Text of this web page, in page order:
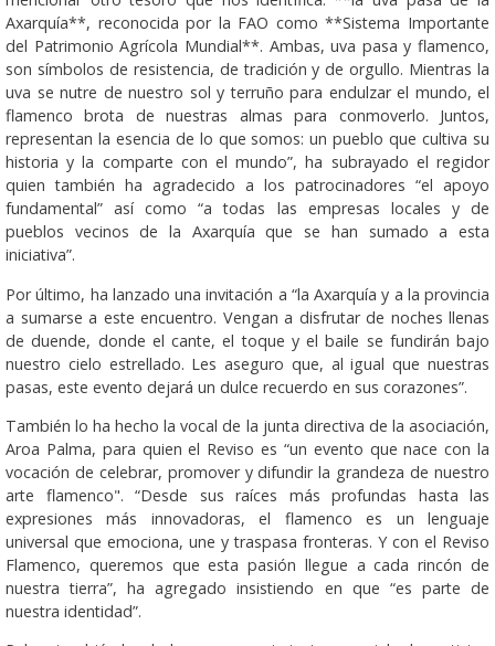
Axarquía**, reconocida por la FAO como **Sistema Importante
del Patrimonio Agrícola Mundial**. Ambas, uva pasa y flamenco,
son símbolos de resistencia, de tradición y de orgullo. Mientras la
uva se nutre de nuestro sol y terruño para endulzar el mundo, el
flamenco brota de nuestras almas para conmoverlo. Juntos,
representan la esencia de lo que somos: un pueblo que cultiva su
historia y la comparte con el mundo”, ha subrayado el regidor
quien también ha agradecido a los patrocinadores “el apoyo
fundamental” así como “a todas las empresas locales y de
pueblos vecinos de la Axarquía que se han sumado a esta
iniciativa”.
Por último, ha lanzado una invitación a “la Axarquía y a la provincia
a sumarse a este encuentro. Vengan a disfrutar de noches llenas
de duende, donde el cante, el toque y el baile se fundirán bajo
nuestro cielo estrellado. Les aseguro que, al igual que nuestras
pasas, este evento dejará un dulce recuerdo en sus corazones”.
También lo ha hecho la vocal de la junta directiva de la asociación,
Aroa Palma, para quien el Reviso es “un evento que nace con la
vocación de celebrar, promover y difundir la grandeza de nuestro
arte flamenco". “Desde sus raíces más profundas hasta las
expresiones más innovadoras, el flamenco es un lenguaje
universal que emociona, une y traspasa fronteras. Y con el Reviso
Flamenco, queremos que esta pasión llegue a cada rincón de
nuestra tierra”, ha agregado insistiendo en que “es parte de
nuestra identidad”.